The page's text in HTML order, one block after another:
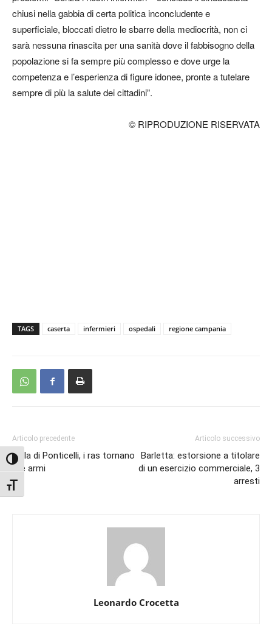
Attiva/disattiva alto contrasto
Attiva/disattiva dimensione testo
chiusi nella gabbia di certa politica inconcludente e
superficiale, bloccati dietro le sbarre della mediocrità, non ci
sarà nessuna rinascita per una sanità dove il fabbisogno della
popolazione si fa sempre più complesso e dove urge la
competenza e l’esperienza di figure idonee, pronte a tutelare
sempre di più la salute dei cittadini”.
© RIPRODUZIONE RISERVATA
TAGS caserta infermieri ospedali regione campania
Articolo precedente
Mala di Ponticelli, i ras tornano
alle armi
Articolo successivo
Barletta: estorsione a titolare
di un esercizio commerciale, 3
arresti
Leonardo Crocetta